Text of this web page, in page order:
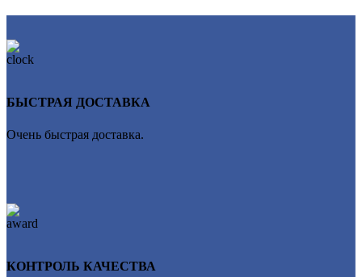
БЫСТРАЯ ДОСТАВКА
Очень быстрая доставка.
КОНТРОЛЬ КАЧЕСТВА